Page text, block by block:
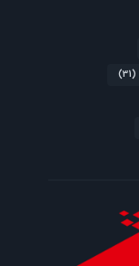
(31)